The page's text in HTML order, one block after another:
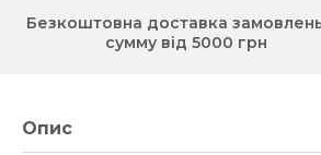
Безкоштовна доставка
сумму від 5000 грн
Опис